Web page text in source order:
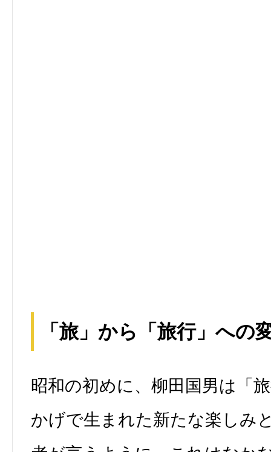
「旅」から「旅行」への
昭和の初めに、柳田国男は「
かげで生まれた新たな楽しみ